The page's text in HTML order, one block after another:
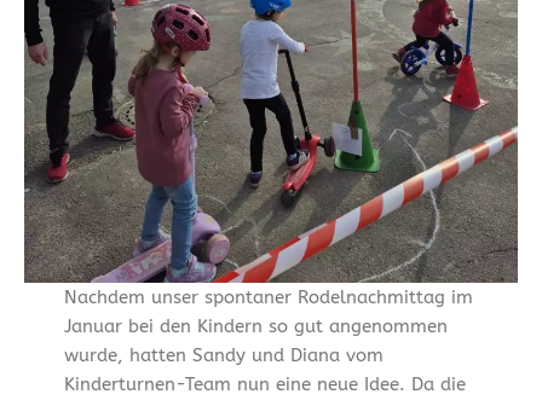
Nachdem unser spontaner Rodelnachmittag im
Januar bei den Kindern so gut angenommen
wurde, hatten Sandy und Diana vom
Kinderturnen-Team nun eine neue Idee. Da die